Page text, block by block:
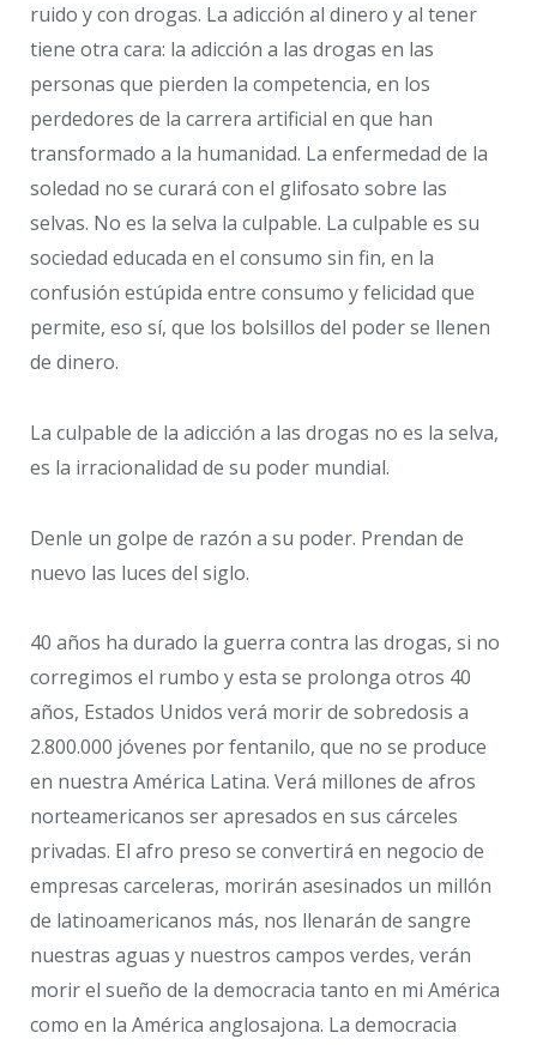
ruido y con drogas. La adicción al dinero y al tener
tiene otra cara: la adicción a las drogas en las
personas que pierden la competencia, en los
perdedores de la carrera artificial en que han
transformado a la humanidad. La enfermedad de la
soledad no se curará con el glifosato sobre las
selvas. No es la selva la culpable. La culpable es su
sociedad educada en el consumo sin fin, en la
confusión estúpida entre consumo y felicidad que
permite, eso sí, que los bolsillos del poder se llenen
de dinero.
La culpable de la adicción a las drogas no es la selva,
es la irracionalidad de su poder mundial.
Denle un golpe de razón a su poder. Prendan de
nuevo las luces del siglo.
40 años ha durado la guerra contra las drogas, si no
corregimos el rumbo y esta se prolonga otros 40
años, Estados Unidos verá morir de sobredosis a
2.800.000 jóvenes por fentanilo, que no se produce
en nuestra América Latina. Verá millones de afros
norteamericanos ser apresados en sus cárceles
privadas. El afro preso se convertirá en negocio de
empresas carceleras, morirán asesinados un millón
de latinoamericanos más, nos llenarán de sangre
nuestras aguas y nuestros campos verdes, verán
morir el sueño de la democracia tanto en mi América
como en la América anglosajona. La democracia